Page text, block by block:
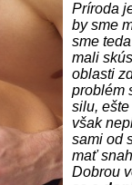
Príroda
by sme
sme
mali
oblasti
problém
silu,
však
sami od
mať
Dobrou